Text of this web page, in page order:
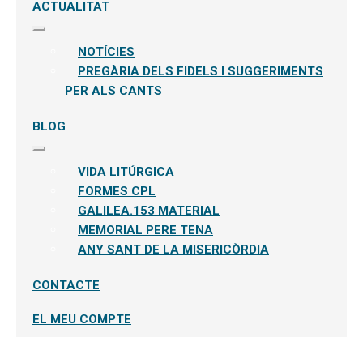
ACTUALITAT
Expandeix
secundari
NOTÍCIES
PREGÀRIA DELS FIDELS I SUGGERIMENTS
PER ALS CANTS
BLOG
Expandeix
secundari
VIDA LITÚRGICA
FORMES CPL
GALILEA.153 MATERIAL
MEMORIAL PERE TENA
ANY SANT DE LA MISERICÒRDIA
CONTACTE
EL MEU COMPTE